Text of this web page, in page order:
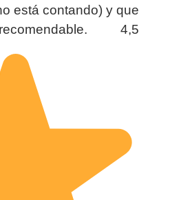
está contando) y que
4,5